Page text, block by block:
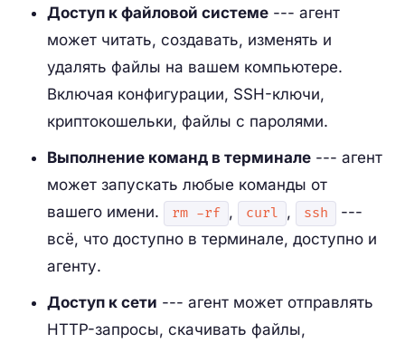
Доступ к файловой системе --- агент
может читать, создавать, изменять и
удалять файлы на вашем компьютере.
Включая конфигурации, SSH-ключи,
криптокошельки, файлы с паролями.
Выполнение команд в терминале --- агент
может запускать любые команды от
вашего имени.
rm -rf , curl , ssh
---
всё, что доступно в терминале, доступно и
агенту.
Доступ к сети --- агент может отправлять
HTTP-запросы, скачивать файлы,